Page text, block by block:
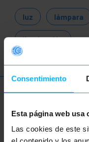
Consentimiento
Esta página web usa
Las cookies de este
luz lámpara
iluminación
Descripción